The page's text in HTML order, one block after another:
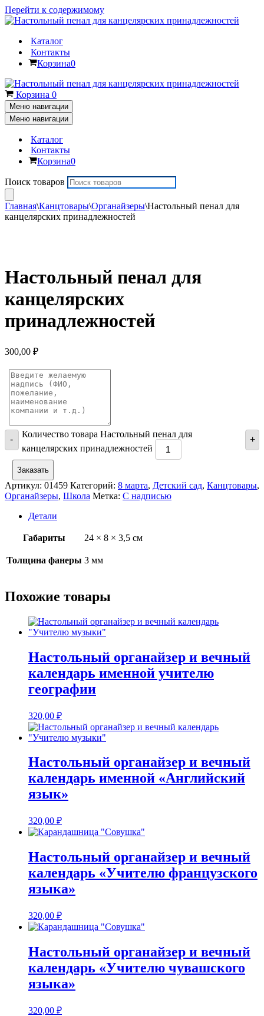
Перейти к содержимому
Каталог
Контакты
Корзина0
Корзина 0
Меню навигации
Меню навигации
Каталог
Контакты
Корзина0
Поиск товаров
Главная\Канцтовары\Органайзеры\Настольный пенал для
канцелярских принадлежностей
Настольный пенал для
канцелярских
принадлежностей
300,00 ₽
-
Количество товара Настольный пенал для
канцелярских принадлежностей
+
Заказать
Артикул: 01459 Категорий: 8 марта, Детский сад, Канцтовары,
Органайзеры, Школа Метка: С надписью
Детали
Габариты 24 × 8 × 3,5 см
Толщина фанеры 3 мм
Похожие товары
Настольный органайзер и вечный
календарь именной учителю
географии
320,00 ₽
Настольный органайзер и вечный
календарь именной «Английский
язык»
320,00 ₽
Настольный органайзер и вечный
календарь «Учителю французского
языка»
320,00 ₽
Настольный органайзер и вечный
календарь «Учителю чувашского
языка»
320,00 ₽